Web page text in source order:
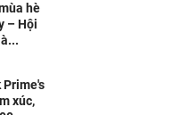
hè
– Hội
Prime's
xúc,